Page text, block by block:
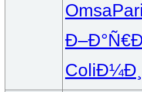
OmsaPari
Coli